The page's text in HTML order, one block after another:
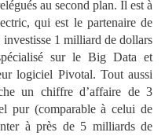
au second plan. Il est à
qui est le partenaire de
1 milliard de dollars
sur le Big Data et
logiciel Pivotal. Tout aussi
un chiffre d’affaire de 3
pur (comparable à celui de
à près de 5 milliards de